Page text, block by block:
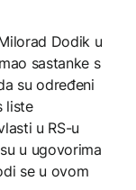
Dodik u
sastanke s
su određeni
liste
u RS-u
u ugovorima
se u ovom